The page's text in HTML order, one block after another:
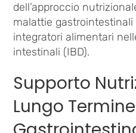
dell’approccio
malattie gastrointestinali
integratori alimentari
intestinali (IBD).
Supporto
Lungo